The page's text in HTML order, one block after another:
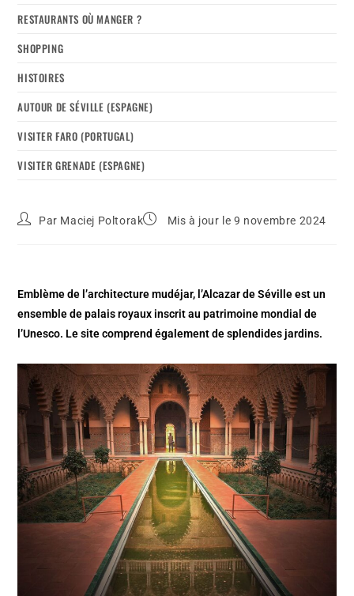
RESTAURANTS OÙ MANGER ?
SHOPPING
HISTOIRES
AUTOUR DE SÉVILLE (ESPAGNE)
VISITER FARO (PORTUGAL)
VISITER GRENADE (ESPAGNE)
Par Maciej Poltorak Mis à jour le 9 novembre 2024
Emblème de l’architecture mudéjar, l’Alcazar de Séville est un
ensemble de palais royaux inscrit au patrimoine mondial de
l’Unesco. Le site comprend également de splendides jardins.